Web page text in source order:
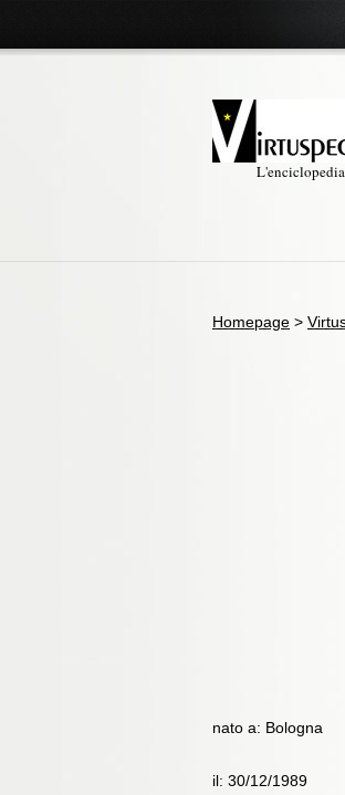
Homepage >
nato a: Bologna
il: 30/12/1989